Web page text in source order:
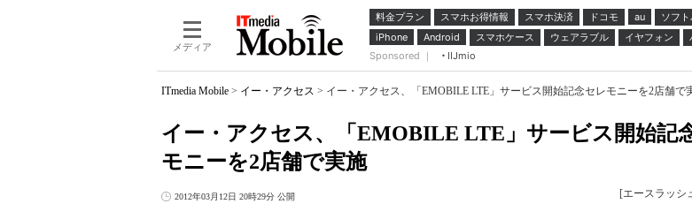
メディア
料金プラン スマホお得情報 スマホ決済 ドコモ au ソフ
iPhone
Android スマホケース ウェアラブル イヤフォン
Sponsored ｜
IIJmio
ITmedia Mobile > イー・アクセス > イー・アクセス、「EMOBILE LTE」サービス開始記念セレモニーを2店舗で
イー・アクセス、「EMOBILE LTE」サービス開始記
モニーを2店舗で実施
2012年03月12日 20時29分 公開 [エースラッシ